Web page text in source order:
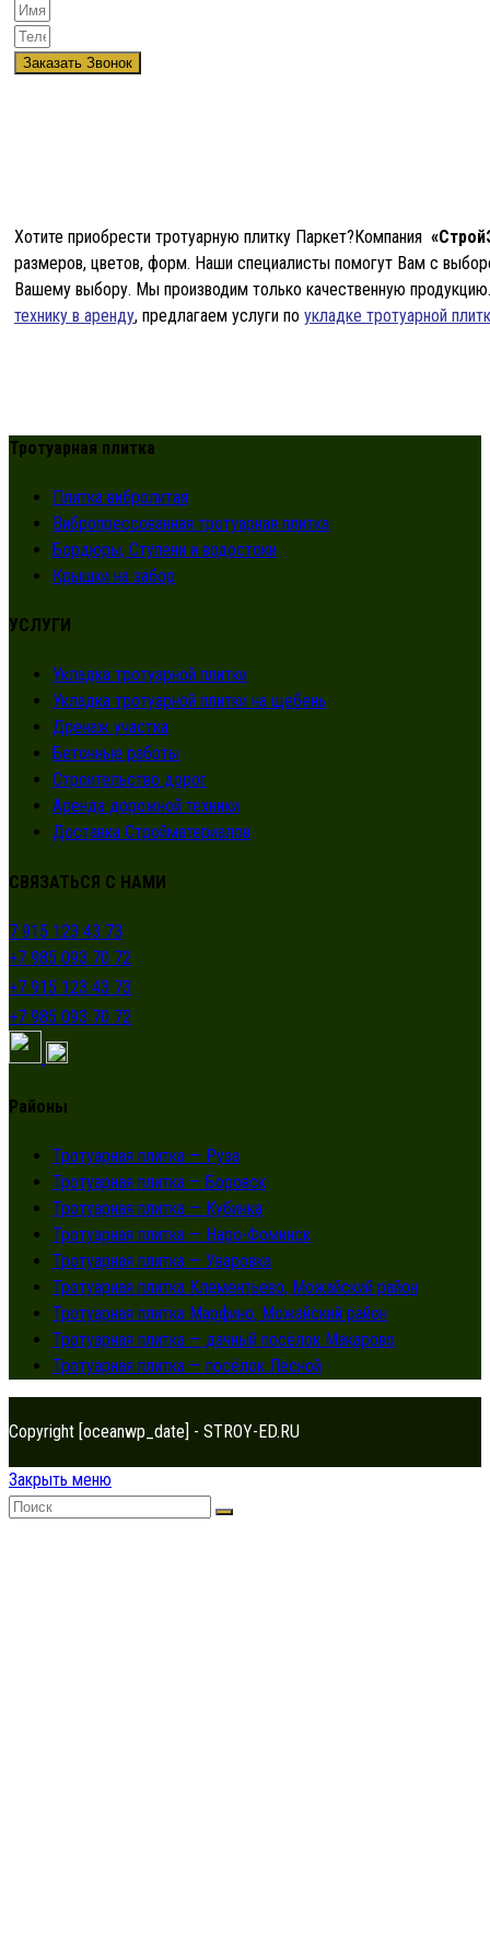
Заказать Звонок
Хотите приобрести тротуарную плитку Паркет?Компания
размеров, цветов, форм. Наши специалисты помогут Вам с
Вашему выбору. Мы производим только качественную
технику в аренду, предлагаем услуги по укладке тротуарной
Тротуарная плитка
Плитка вибролитая
Вибропрессованная тротуарная плитка
Бордюры, Ступени и водостоки
Крышки на забор
УСЛУГИ
Укладка тротуарной плитки
Укладка тротуарной плитки на щебень
Дренаж участка
Бетонные работы
Строительство дорог
Аренда дорожной техники
Доставка Стройматериалов
СВЯЗАТЬСЯ С НАМИ
7 915 123 43 73
+7 985 093 70 72
+7 915 123 43 73
+7 985 093 70 72
Районы
Тротуарная плитка — Руза
Тротуарная плитка — Боровск
Тротуарная плитка — Кубинка
Тротуарная плитка — Наро-Фоминск
Тротуарная плитка — Уваровка
Тротуарная плитка Клементьево, Можайский район
Тротуарная плитка Марфино, Можайский район
Тротуарная плитка — дачный посёлок Макарово
Тротуарная плитка — посёлок Лесной
Copyright [oceanwp_date] - STROY-ED.RU
Закрыть меню